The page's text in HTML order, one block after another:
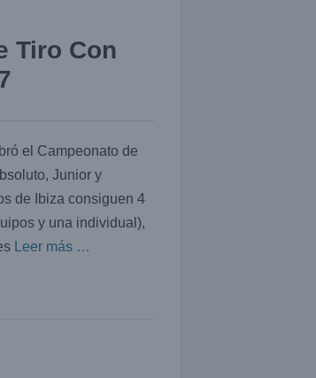
Tiro Con
el Campeonato de
Junior y
de Ibiza consiguen 4
y una individual),
Leer más …